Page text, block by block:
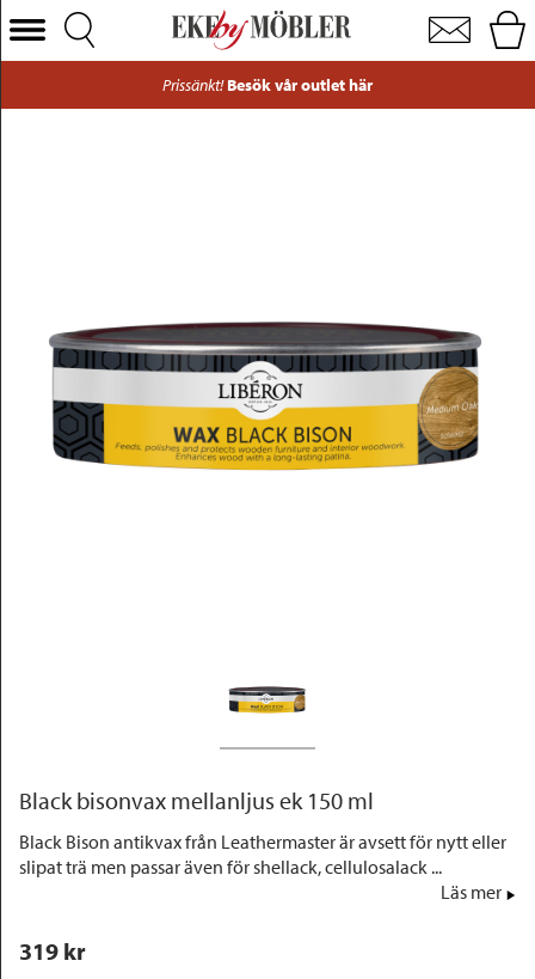
Black bisonvax mellanljus ek 150 ml
Välj Kategori
Inredning
Mattor
Belysning
Prissänkt! Besök vår outlet här
Black bisonvax mellanljus ek 150 ml
Black Bison antikvax från Leathermaster är avsett för nytt eller
slipat trä men passar även för shellack, cellulosalack ...
Läs mer
319 kr